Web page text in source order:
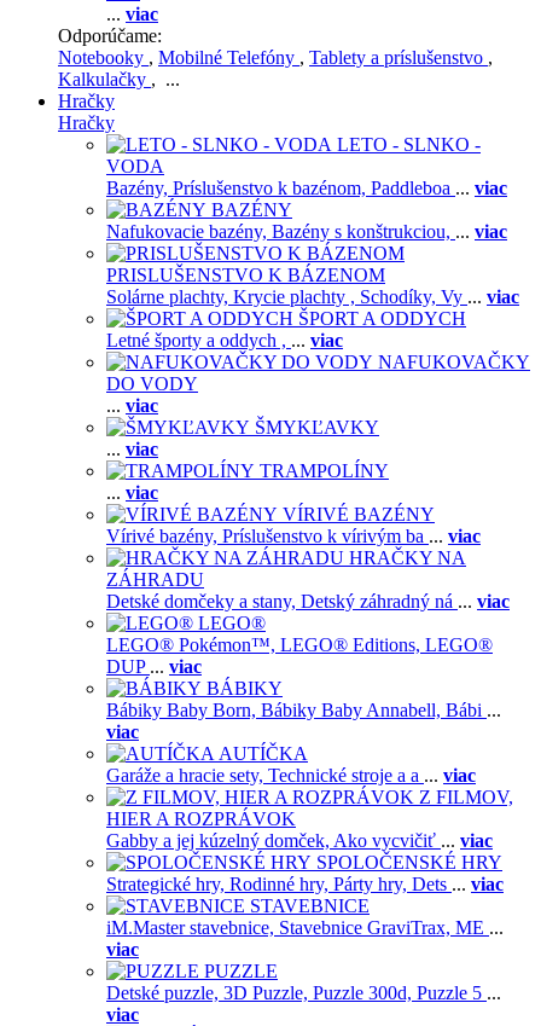
... viac
Odporúčame:
Notebooky , Mobilné Telefóny , Tablety a príslušenstvo ,
Kalkulačky , ...
Hračky
Hračky
LETO - SLNKO -
VODA
Bazény, Príslušenstvo k bazénom, Paddleboa ... viac
BAZÉNY
Nafukovacie bazény, Bazény s konštrukciou, ... viac
PRISLUŠENSTVO K BÁZENOM
Solárne plachty, Krycie plachty , Schodíky, Vy ... viac
ŠPORT A ODDYCH
Letné športy a oddych , ... viac
NAFUKOVAČKY
DO VODY
... viac
ŠMYKĽAVKY
... viac
TRAMPOLÍNY
... viac
VÍRIVÉ BAZÉNY
Vírivé bazény, Príslušenstvo k vírivým ba ... viac
HRAČKY NA
ZÁHRADU
Detské domčeky a stany, Detský záhradný ná ... viac
LEGO®
LEGO® Pokémon™, LEGO® Editions, LEGO®
DUP ... viac
BÁBIKY
Bábiky Baby Born, Bábiky Baby Annabell, Bábi ...
viac
AUTÍČKA
Garáže a hracie sety, Technické stroje a a ... viac
Z FILMOV,
HIER A ROZPRÁVOK
Gabby a jej kúzelný domček, Ako vycvičiť ... viac
SPOLOČENSKÉ HRY
Strategické hry, Rodinné hry, Párty hry, Dets ... viac
STAVEBNICE
iM.Master stavebnice, Stavebnice GraviTrax, ME ...
viac
PUZZLE
Detské puzzle, 3D Puzzle, Puzzle 300d, Puzzle 5 ...
viac